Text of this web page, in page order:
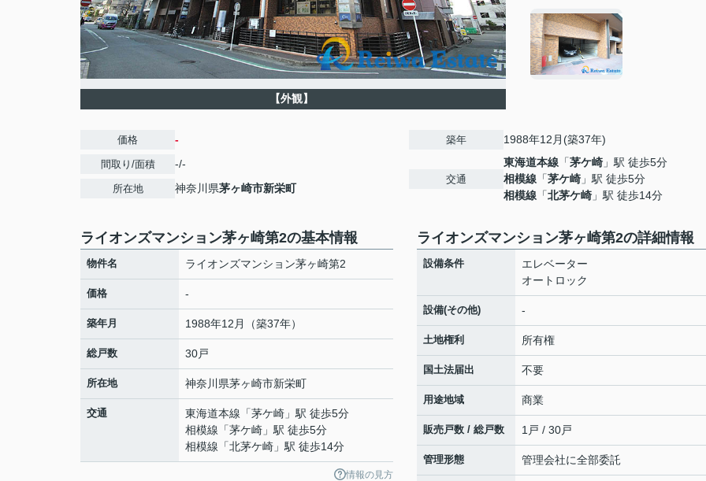
【外観】
価格 -
間取り/面積 -/-
所在地 神奈川県茅ヶ崎市新栄町
築年 1988年12月(築37年)
交通
東海道本線 「茅ケ崎 」駅 徒歩5分
相模線 「茅ケ崎 」駅 徒歩5分
相模線 「北茅ケ崎 」駅 徒歩14分
ライオンズマンション茅ヶ崎第2の基本情報
物件名 ライオンズマンション茅ヶ崎第2
価格 -
築年月 1988年12月（築37年）
総戸数 30戸
所在地 神奈川県茅ヶ崎市新栄町
交通 東海道本線 「茅ケ崎 」駅 徒歩5分
相模線 「茅ケ崎 」駅 徒歩5分
相模線 「北茅ケ崎 」駅 徒歩14分
情報の見方
ライオンズマンション茅ヶ崎第2の詳細情報
設備条件
エレベーター
オートロック
設備(その他) -
土地権利 所有権
国土法届出 不要
用途地域 商業
販売戸数 / 総戸数 1戸 / 30戸
管理形態 管理会社に全部委託